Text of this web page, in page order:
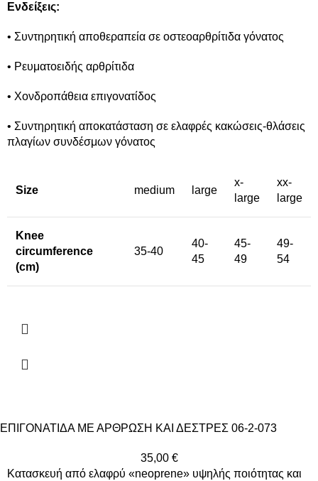
Ενδείξεις:
• Συντηρητική αποθεραπεία σε οστεοαρθρίτιδα γόνατος
• Ρευματοειδής αρθρίτιδα
• Χονδροπάθεια επιγονατίδος
• Συντηρητική αποκατάσταση σε ελαφρές κακώσεις-θλάσεις
πλαγίων συνδέσμων γόνατος
Size medium large
x-
large
xx-
large
Knee
circumference
(cm)
35-40
40-
45
45-
49
49-
54
ΕΠΙΓΟΝΑΤΙΔΑ ΜΕ ΑΡΘΡΩΣΗ ΚΑΙ ΔΕΣΤΡΕΣ 06-2-073
35,00 €
Κατασκευή από ελαφρύ «neoprene» υψηλής ποιότητας και